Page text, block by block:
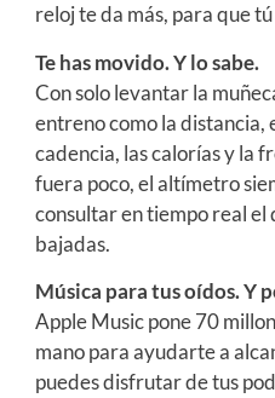
reloj te da más, para que
Te has movido. Y lo sabe.
Con solo levantar la
entreno como la distancia,
cadencia, las calorías y la
fuera poco, el altímetro
consultar en tiempo real el
bajadas.
Música para tus oídos. Y
Apple Music pone 70
mano para ayudarte a
puedes disfrutar de tus